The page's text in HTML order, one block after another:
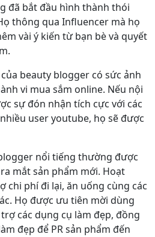
đã bắt đầu hình thành thói
thông qua Influencer mà họ
vài ý kiến từ bạn bè và quyết
beauty blogger có sức ảnh
vi mua sắm online. Nếu nội
sự đón nhận tích cực với các
user youtube, họ sẽ được
nổi tiếng thường được
mắt sản phẩm mới. Hoạt
chi phí đi lại, ăn uống cùng các
Họ được ưu tiên mời dùng
các dụng cụ làm đẹp, đồng
đẹp để PR sản phẩm đến